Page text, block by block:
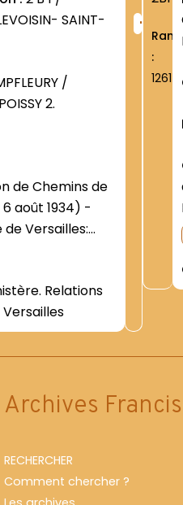
SAINT-
/
2.
août 1934) -
Versailles:
les
de clercs
de pouvoirs
-Dossier de
Relations
+Rang
:
1261
Archives
RECHERCHER
Comment chercher ?